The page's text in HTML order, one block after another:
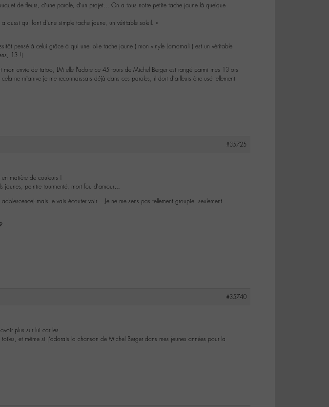
de fleurs, d’une parole, d’un projet… On a tous notre petite tache jaune là quelque
aussi qui font d’une simple tache jaune, un véritable soleil. »
pensé à celui grâce à qui une jolie tache jaune ( mon vinyle Lamomali ) est un véritable
13 !)
mon envie de tatoo, LM elle l’adore ce 45 tours de Michel Berger est rangé parmi mes 13 ors
ne m’arrive je me reconnaissais déjà dans ces paroles, il doit d’ailleurs être usé tellement
#35725
matière de couleurs !
jaunes, peintre tourmenté, mort fou d’amour…
mais je vais écouter voir… Je ne me sens pas tellement groupie, seulement
#35740
plus sur lui car les
et même si j’adorais la chanson de Michel Berger dans mes jeunes années pour la